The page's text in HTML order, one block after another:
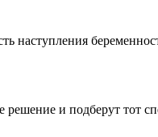
наступления
и подберут тот